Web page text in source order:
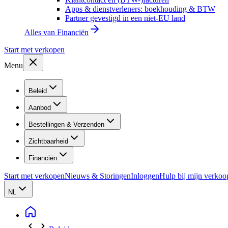
Apps & dienstverleners: boekhouding & BTW
Partner gevestigd in een niet-EU land
Alles van Financiën
Start met verkopen
Menu
Beleid
Aanbod
Bestellingen & Verzenden
Zichtbaarheid
Financiën
Start met verkopenNieuws & StoringenInloggenHulp bij mijn
NL